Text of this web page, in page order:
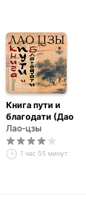
Книга пути и
благодати (Дао
дэ Цзин)
Лао-цзы
1 час 55 минут